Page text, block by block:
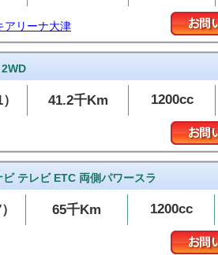
アリーナ大津
41.2千Km 1200cc
ビ テレビ ETC 両側パワースラ
65千Km 1200cc